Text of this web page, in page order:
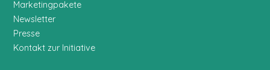
Marketingpakete
Newsletter
Presse
Kontakt zur Initiative